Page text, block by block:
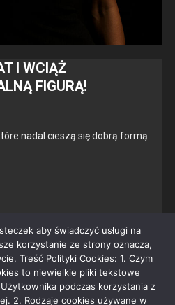
I WCIĄŻ
FIGURĄ!
nadal cieszą się dobrą for­mą
aby świadczyć usługi na
korzystanie ze strony oznacza,
Treść Polityki Cookies: 1. Czym
to niewielkie pliki tekstowe
podczas korzystania z
2. Rodzaje cookies używane w